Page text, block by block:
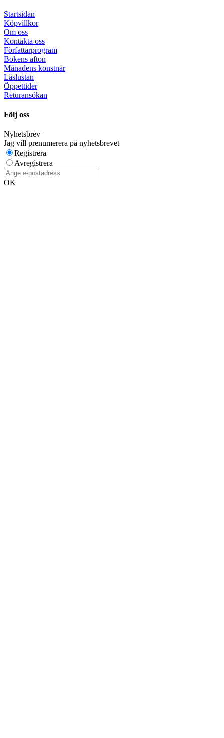
Startsidan
Köpvillkor
Om oss
Kontakta oss
Författarprogram
Bokens afton
Månadens konstnär
Läslustan
Öppettider
Returansökan
Följ oss
Nyhetsbrev
Jag vill prenumerera på nyhetsbrevet
Registrera
Avregistrera
OK